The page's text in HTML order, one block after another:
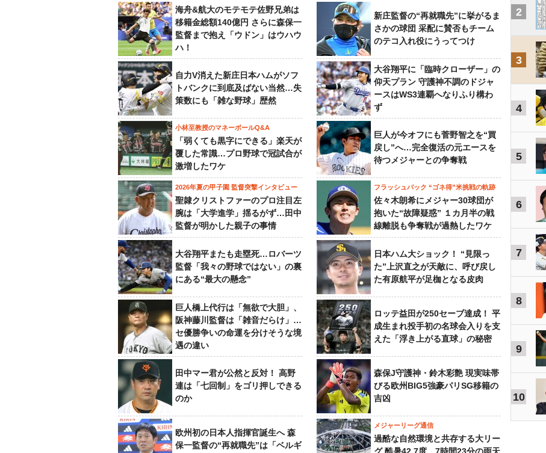
海舟&航大のモテモテ佐野兄弟は
移籍金総額140億円 さらに森保一
監督まで抱え「ウドン」はウハウ
ハ！
新庄監督の“再就職先”に挙がるま
さかの球団 采配に賛否もチーム
のテコ入れ役にうってつけ
自力V消えた新庄日本ハムがソフ
トバンクに到底及ばない当然…失
策数にも「雑な野球」歴然
大谷翔平に「臨時クローザー」の
仰天プラン 守護神不調のドジャ
ースはWS3連覇へなりふり構わ
ず
小林至教授のマネーボールQ&A
「弱くても黒字にできる」楽天が
覆した常識…プロ野球で冠試合が
激増したワケ
巨人が今オフにも菅野智之を“買
戻し”へ…完全復活の元エースを
待つメジャーとの争奪戦
2026年夏の甲子園 監督突撃インタビュー
聖隷クリストファーのプロ注目左
腕は「大学進学」揺るがず…田中
監督が明かした親子の事情
フラッシュバック “ゴネ得”米挑戦の軌跡
佐々木朗希にメジャー30球団が
抱いた“故障疑惑” １カ月半の戦
線離脱も争奪戦が過熱したワケ
大谷翔平またも走塁死…ロバーツ
監督「我々の野球ではない」の裏
にある“最大の懸念”
日本ハム大ショック！ “見限っ
た”上沢直之が天敵に、呼び戻し
た有原航平が足枷となる皮肉
巨人橋上代行は「無欲で大胆」、
阪神藤川監督は「雑音だらけ」…
セ優勝争いの命運を分けそうな境
遇の違い
ロッテ益田が250セーブ達成！ 平
成生まれ投手初の名球会入りを支
えた「浮き上がる直球」の秘密
田中マー君が公然と反対！ 高野
連は「七回制」をゴリ押しできる
のか
森保J守護神・鈴木彩艶 現実味帯
びる欧州BIG5強豪パリSG移籍の
吉凶
欧州初の日本人指揮官誕生へ 森
保一監督の“再就職先”は「ベルギ
メジャーリーグ通信
過酷な自然環境と共存する大リー
2
3
4
5
6
7
8
9
10